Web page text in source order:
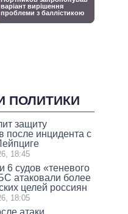
ПОЛИТИКИ
защиту
после инцидента с
18:45
6 судов «теневого
атаковали более
целей россиян
18:05
атаки